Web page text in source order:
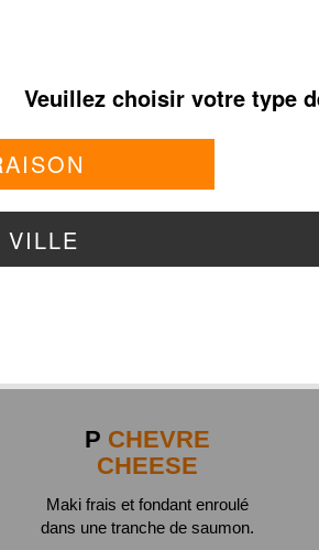
P CHEVRE
CHEESE
Maki frais et fondant enroulé
dans une tranche de saumon.